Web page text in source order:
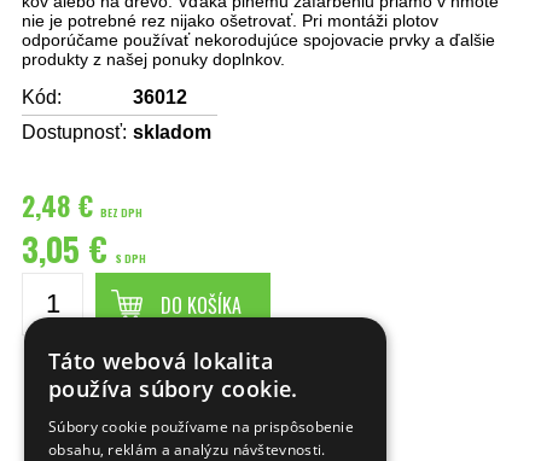
nie je potrebné rez nijako ošetrovať. Pri montáži plotov
odporúčame používať nekorodujúce spojovacie prvky a ďalšie
produkty z našej ponuky doplnkov.
Kód:
36012
Dostupnosť: skladom
2,48 € BEZ DPH
3,05 € S DPH
DO KOŠÍKA
Opýtať sa
Táto webová lokalita
používa súbory cookie.
Súbory cookie používame na prispôsobenie
obsahu, reklám a analýzu návštevnosti.